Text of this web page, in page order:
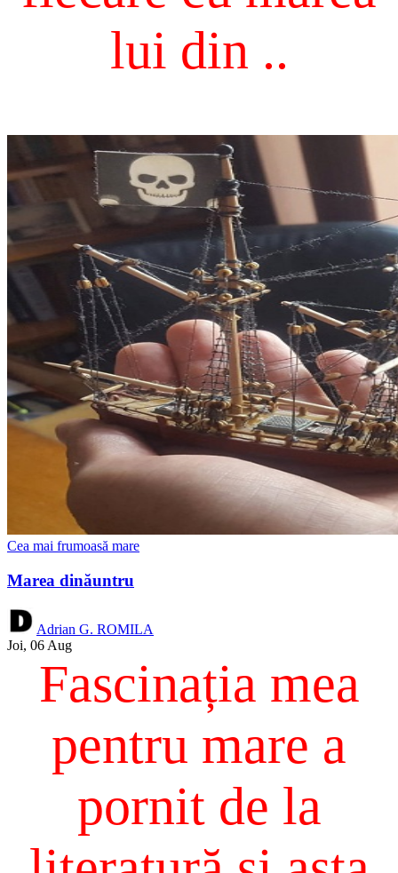
lui din ..
Cea mai frumoasă mare
Marea dinăuntru
Adrian G. ROMILA
Joi, 06 Aug
Fascinația mea
pentru mare a
pornit de la